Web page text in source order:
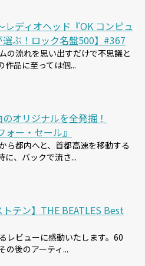
ディオヘッド『OK コンピュ
ぶ！ロック名盤500】#367
の流れを思い出すだけで不思議と
作品に至っては個...
オリジナルを全発掘！
ォー・セール』
ら都内へと、首都高速を移動する
に、バックで流さ...
テン】THE BEATLES Best
レビューに感動いたします。60
の後のアーティ...